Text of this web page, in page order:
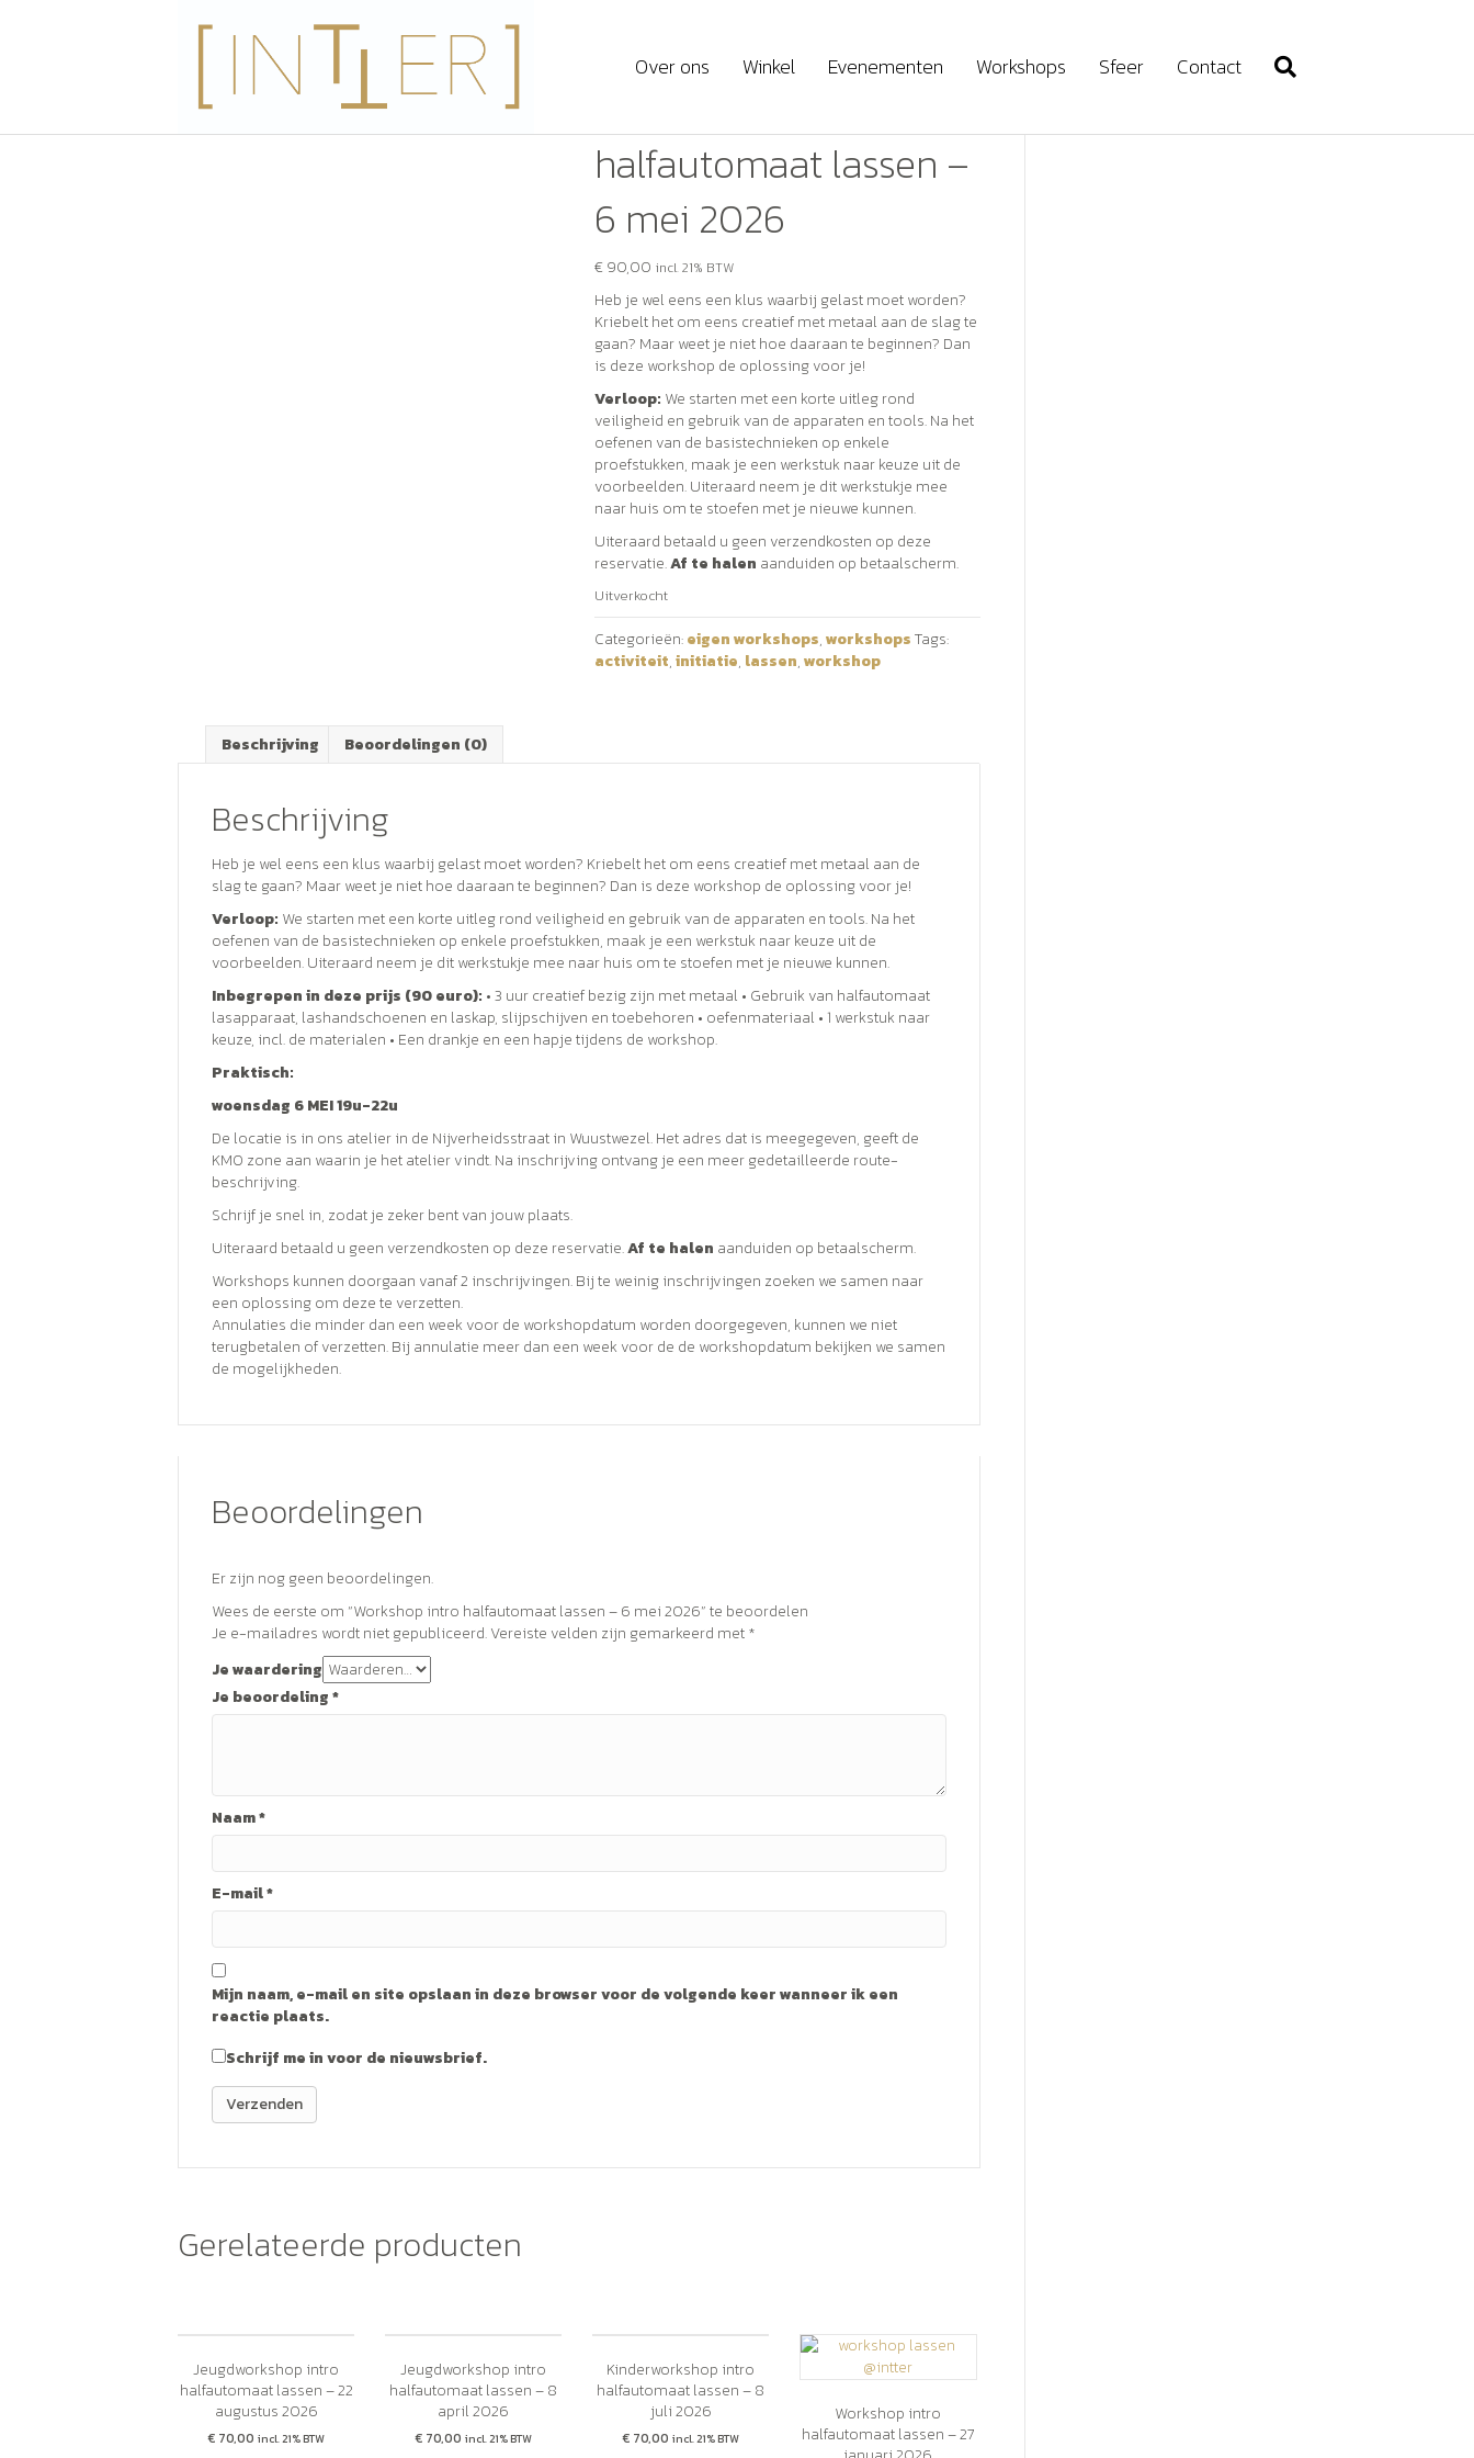
Over ons Winkel Evenementen Workshops Sfeer Contact
workshops eigen workshops / Workshop intro halfautomaat lassen – 6 mei 2026
halfautomaat lassen –
6 mei 2026
€90,00 incl. 21% BTW
Heb je wel eens een klus waarbij gelast moet worden?
Kriebelt het om eens creatief met metaal aan de slag te
gaan? Maar weet je niet hoe daaraan te beginnen? Dan
is deze workshop de oplossing voor je!
Verloop: We starten met een korte uitleg rond
veiligheid en gebruik van de apparaten en tools. Na het
oefenen van de basistechnieken op enkele
proefstukken, maak je een werkstuk naar keuze uit de
voorbeelden. Uiteraard neem je dit werkstukje mee
naar huis om te stoefen met je nieuwe kunnen.
Uiteraard betaald u geen verzendkosten op deze
reservatie.Af te halen aanduiden op betaalscherm.
Uitverkocht
Categorieën:eigen workshops,workshops Tags:
activiteit,initiatie, lassen,workshop
Beschrijving Beoordelingen (0)
Beschrijving
Heb je wel eens een klus waarbij gelast moet worden? Kriebelt het om eens creatief met metaal aan de
slag te gaan? Maar weet je niet hoe daaraan te beginnen? Dan is deze workshop de oplossing voor je!
Verloop: We starten met een korte uitleg rond veiligheid en gebruik van de apparaten en tools. Na het
oefenen van de basistechnieken op enkele proefstukken, maak je een werkstuk naar keuze uit de
voorbeelden. Uiteraard neem je dit werkstukje mee naar huis om te stoefen met je nieuwe kunnen.
Inbegrepen in deze prijs (90 euro): • 3 uur creatief bezig zijn met metaal • Gebruik van halfautomaat
lasapparaat, lashandschoenen en laskap, slijpschijven en toebehoren • oefenmateriaal • 1 werkstuk naar
keuze, incl. de materialen • Een drankje en een hapje tijdens de workshop.
Praktisch:
woensdag 6 MEI 19u-22u
De locatie is in ons atelier in de Nijverheidsstraat in Wuustwezel. Het adres dat is meegegeven, geeft de
KMO zone aan waarin je het atelier vindt. Na inschrijving ontvang je een meer gedetailleerde route-
beschrijving.
Schrijf je snel in, zodat je zeker bent van jouw plaats.
Uiteraard betaald u geen verzendkosten op deze reservatie.Af te halen aanduiden op betaalscherm.
Workshops kunnen doorgaan vanaf 2 inschrijvingen. Bij te weinig inschrijvingen zoeken we samen naar
een oplossing om deze te verzetten.
Annulaties die minder dan een week voor de workshopdatum worden doorgegeven, kunnen we niet
terugbetalen of verzetten. Bij annulatie meer dan een week voor de de workshopdatum bekijken we samen
de mogelijkheden.
Beoordelingen
Er zijn nog geen beoordelingen.
Wees de eerste om “Workshop intro halfautomaat lassen – 6 mei 2026” te beoordelen
Je e-mailadres wordt niet gepubliceerd.Vereiste velden zijn gemarkeerd met*
Je waardering
Je beoordeling*
Naam*
E-mail*
Mijn naam, e-mail en site opslaan in deze browser voor de volgende keer wanneer ik een
reactie plaats.
Schrijf me in voor de nieuwsbrief.
Gerelateerde producten
Jeugdworkshop intro
halfautomaat lassen – 22
augustus 2026
€ 70,00 incl. 21% BTW
Jeugdworkshop intro
halfautomaat lassen – 8
april 2026
€ 70,00 incl. 21% BTW
Kinderworkshop intro
halfautomaat lassen – 8
juli 2026
€ 70,00 incl. 21% BTW
Workshop intro
halfautomaat lassen – 27